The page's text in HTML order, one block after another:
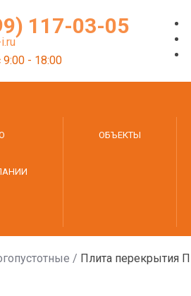
117-03-05
- 18:00
ОБЪЕКТЫ
/ Плита перекрытия